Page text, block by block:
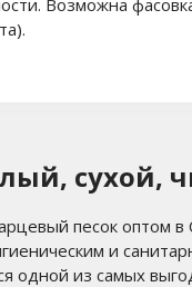
Возможна
сухой,
песок оптом
и
одной из самых